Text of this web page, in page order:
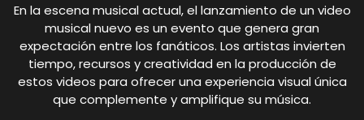
En la escena musical actual, el lanzamiento de un video
musical nuevo es un evento que genera gran
expectación entre los fanáticos. Los artistas invierten
tiempo, recursos y creatividad en la producción de
estos videos para ofrecer una experiencia visual única
que complemente y amplifique su música.